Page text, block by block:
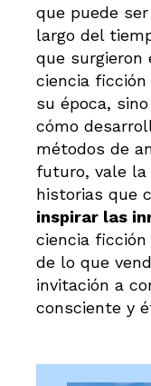
que puede
largo del
que surgieron
ciencia
su época,
cómo
métodos de
futuro, vale la
historias que
inspirar las
ciencia
de lo que
invitación a
consciente y